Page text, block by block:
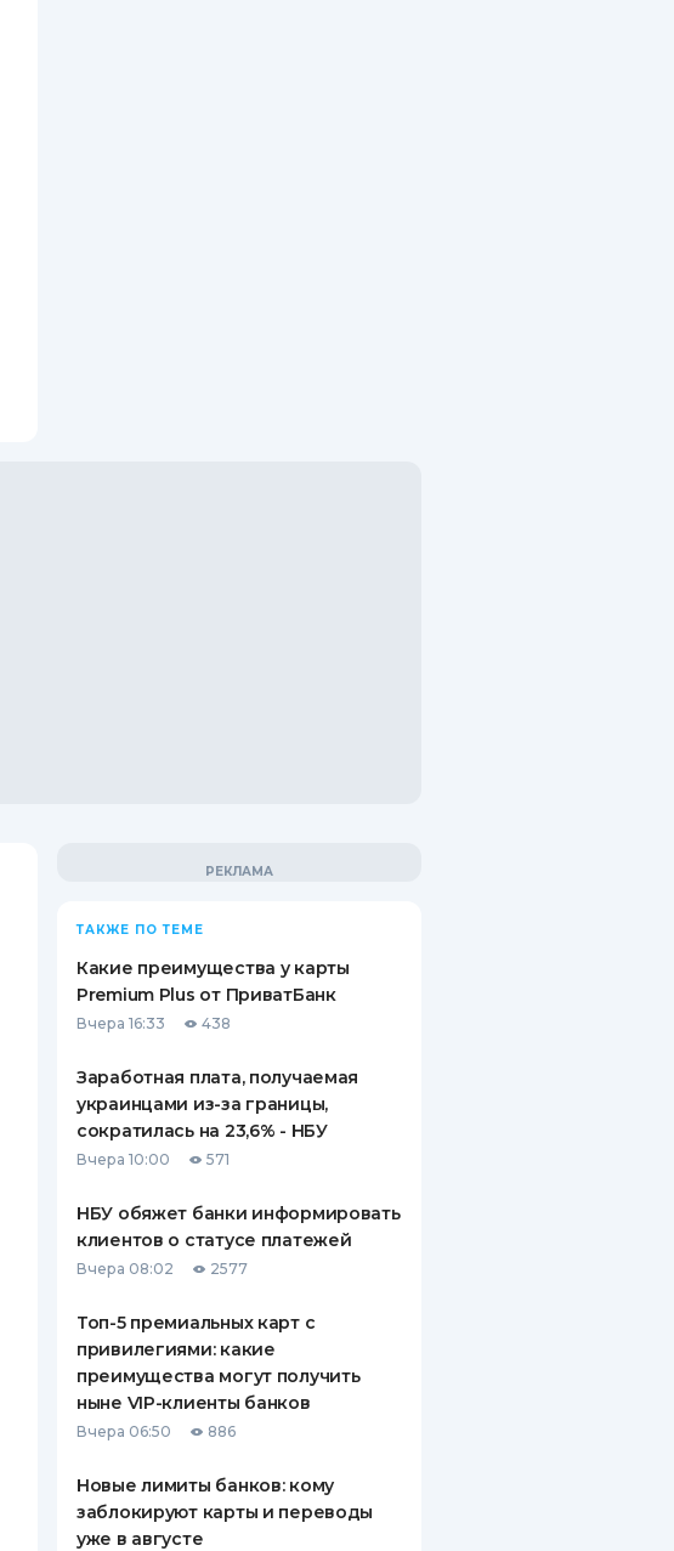
ТАКЖЕ ПО ТЕМЕ
Какие преимущества у карты
Premium Plus от ПриватБанк
Вчера 16:33 438
Заработная плата, получаемая
украинцами из-за границы,
сократилась на 23,6% - НБУ
Вчера 10:00 571
НБУ обяжет банки информировать
клиентов о статусе платежей
Вчера 08:02 2577
Топ-5 премиальных карт с
привилегиями: какие
преимущества могут получить
ныне VIP-клиенты банков
Вчера 06:50 886
Новые лимиты банков: кому
заблокируют карты и переводы
уже в августе